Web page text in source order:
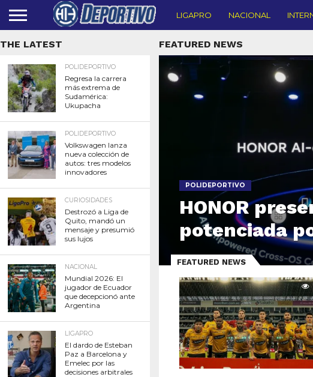
LIGAPRO NACIONAL
FEATURED NEWS
POLIDEPORTIVO
HONOR
potenciada
FEATURED NEWS
THE LATEST
POLIDEPORTIVO
Regresa la carrera
más extrema de
Sudamérica:
Ukupacha
POLIDEPORTIVO
Volkswagen lanza
nueva colección de
autos: tres modelos
innovadores
CURIOSIDADES
Destrozó a Liga de
Quito, mandó un
mensaje y presumió
sus lujos
NACIONAL
Mundial 2026: El
jugador de Ecuador
que decepcionó ante
Argentina
LIGAPRO
El dardo de Esteban
Paz a Barcelona y
Emelec por las
decisiones arbitrales